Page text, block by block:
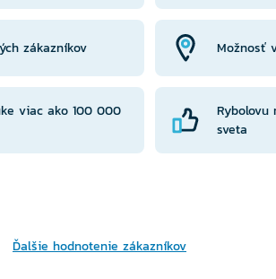
zákazníkov Možnosť
viac ako 100 000
sveta
Ďalšie hodnotenie zákazníkov